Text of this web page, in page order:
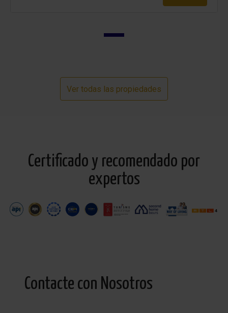
Ver todas las propiedades
Certificado y recomendado por
expertos
Contacte con Nosotros